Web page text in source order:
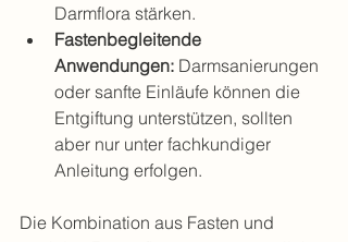
Darmflora stärken.
Fastenbegleitende
Anwendungen: Darmsanierungen
oder sanfte Einläufe können die
Entgiftung unterstützen, sollten
aber nur unter fachkundiger
Anleitung erfolgen.
Die Kombination aus Fasten und